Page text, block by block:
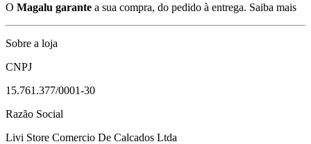
O Magalu garante a sua compra, do pedido à entrega. Saiba mais
Sobre a loja
CNPJ
15.761.377/0001-30
Razão Social
Livi Store Comercio De Calcados Ltda